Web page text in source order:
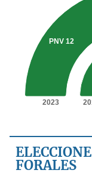
FORALES